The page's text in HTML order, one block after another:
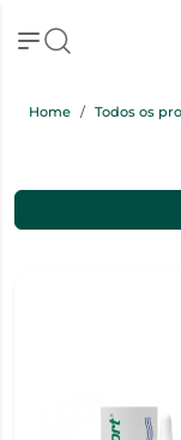
Home Todos os